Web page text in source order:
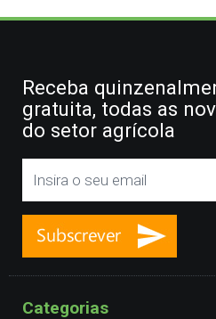
Receba
gratuita, todas as
do setor agrícola
Categorias